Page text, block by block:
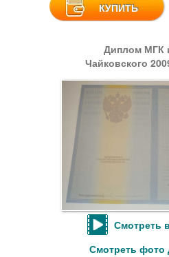
КУПИТЬ
Диплом МГК
Чайковского
Смотреть
Смотреть фото